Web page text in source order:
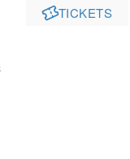
TICKETS